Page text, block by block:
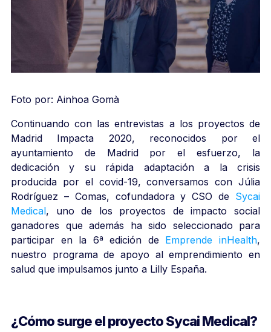
Foto por: Ainhoa Gomà
Continuando con las entrevistas a los proyectos de
Madrid Impacta 2020, reconocidos por el
ayuntamiento de Madrid por el esfuerzo, la
dedicación y su rápida adaptación a la crisis
producida por el covid-19, conversamos con Júlia
Rodríguez – Comas, cofundadora y CSO de Sycai
Medical, uno de los proyectos de impacto social
ganadores que además ha sido seleccionado para
participar en la 6ª edición de Emprende inHealth,
nuestro programa de apoyo al emprendimiento en
salud que impulsamos junto a Lilly España.
¿Cómo surge el proyecto Sycai Medical?